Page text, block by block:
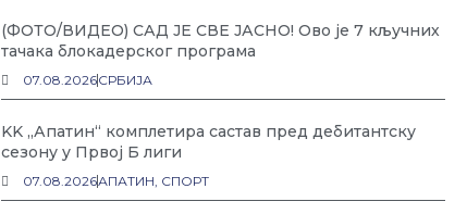
(ФОТО/ВИДЕО) САД ЈЕ СВЕ ЈАСНО! Ово је 7 кључних
тачака блокадерског програма
07.08.2026СРБИЈА
KK „Апатин“ комплетира састав пред дебитантску
сезону у Првој Б лиги
07.08.2026АПАТИН, СПОРТ